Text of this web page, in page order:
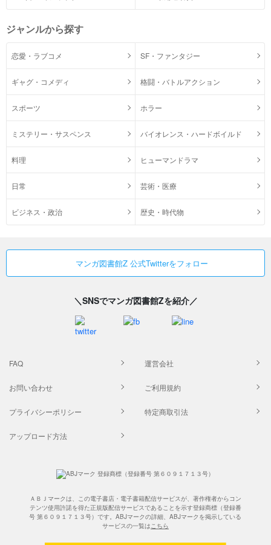
ジャンルから探す
恋愛・ラブコメ SF・ファンタジー
ギャグ・コメディ 格闘・バトルアクション
スポーツ ホラー
ミステリー・サスペンス バイオレンス・ハードボイルド
料理 ヒューマンドラマ
日常 芸術・医療
ビジネス・政治 歴史・時代物
マンガ図書館Z 公式Twitterをフォロー
＼SNSでマンガ図書館Zを紹介／
FAQ 運営会社
お問い合わせ ご利用規約
プライバシーポリシー 特定商取引法
アップロード方法
ＡＢＪマークは、この電子書店・電子書籍配信サービスが、著作権者からコン
テンツ使用許諾を得た正規版配信サービスであることを示す登録商標（登録番
号 第６０９１７１３号）です。ABJマークの詳細、ABJマークを掲示している
サービスの一覧はこちら